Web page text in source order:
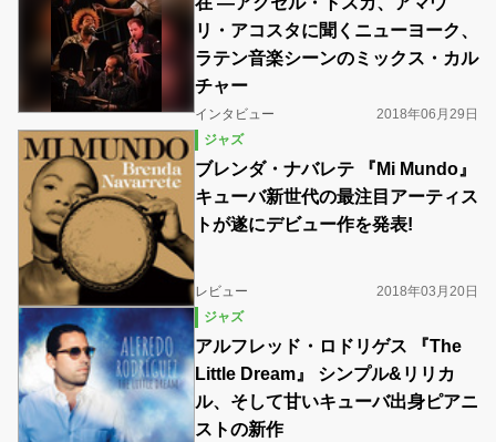
リ・アコスタに聞くニューヨーク、
ラテン音楽シーンのミックス・カル
チャー
インタビュー
2018年06月29日
ジャズ
ブレンダ・ナバレテ 『Mi Mundo』
キューバ新世代の最注目アーティス
トが遂にデビュー作を発表!
レビュー
2018年03月20日
ジャズ
アルフレッド・ロドリゲス 『The
Little Dream』 シンプル&リリカ
ル、そして甘いキューバ出身ピアニ
ストの新作